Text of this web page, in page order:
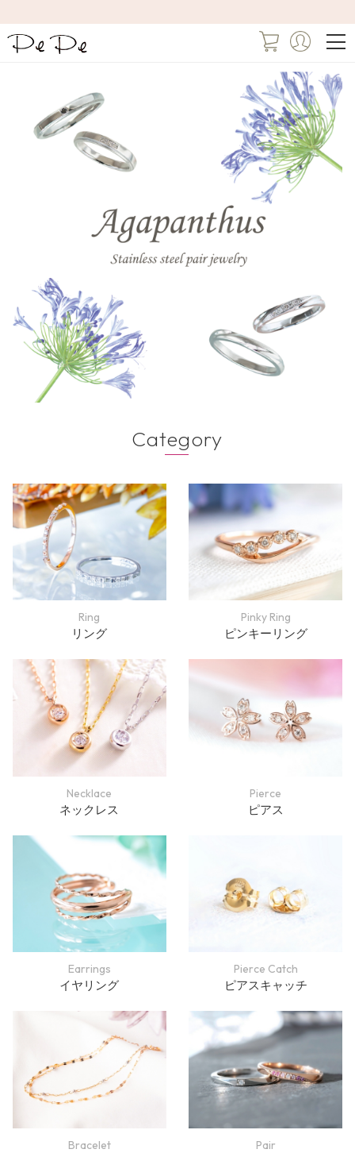
Category
Ring
リング
Pinky Ring
ピンキーリング
Necklace
ネックレス
Pierce
ピアス
Earrings
イヤリング
Pierce Catch
ピアスキャッチ
Bracelet Pair